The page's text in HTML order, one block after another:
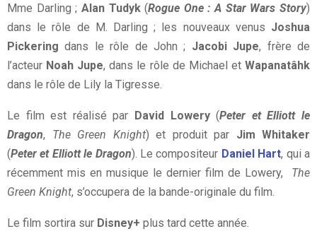
Mme Darling ; Alan Tudyk(Rogue One : A Star Wars Story)
dans le rôle de M. Darling ; les nouveaux venus Joshua
Pickering dans le rôle de John ; Jacobi Jupe, frère de
l’acteur Noah Jupe, dans le rôle de Michael etWapanatâhk
dans le rôle de Lily la Tigresse.
Le film est réalisé par David Lowery(Peter et Elliott le
Dragon, The Green Knight) et produit par Jim Whitaker
(Peter et Elliott le Dragon). Le compositeur Daniel Hart, qui a
récemment mis en musique le dernier film de Lowery, The
Green Knight, s’occupera de la bande-originale du film.
Le film sortira sur Disney+ plus tard cette année.